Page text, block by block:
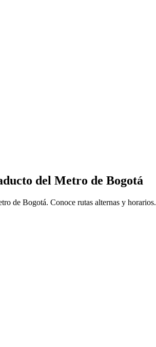
del Metro de Bogotá
de Bogotá. Conoce rutas alternas y horarios.